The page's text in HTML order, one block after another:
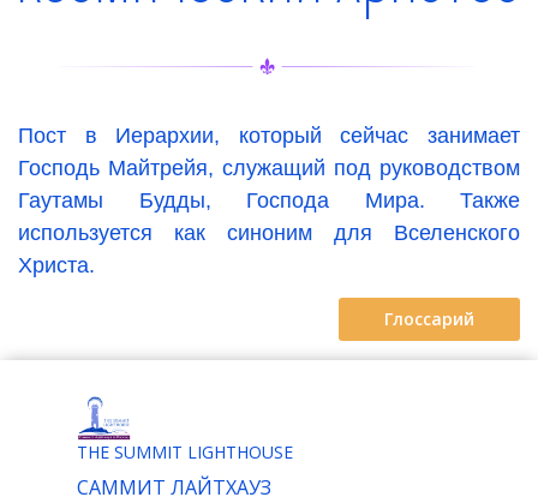
Пост в Иерархии, который сейчас занимает
Господь Майтрейя, служащий под руководством
Гаутамы Будды, Господа Мира. Также
используется как синоним для Вселенского
Христа.
Глоссарий
THE SUMMIT LIGHTHOUSE
САММИТ ЛАЙТХАУЗ